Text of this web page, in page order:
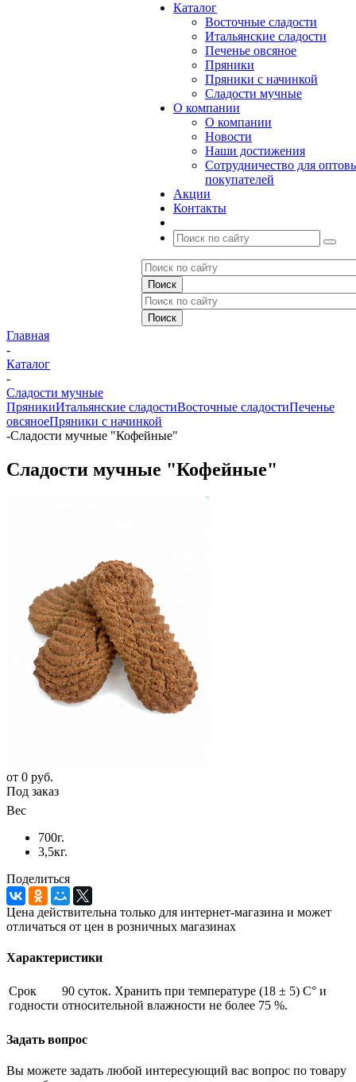
Каталог
Восточные сладости
Итальянские сладости
Печенье овсяное
Пряники
Пряники с начинкой
Сладости мучные
О компании
О компании
Новости
Наши достижения
Сотрудничество для
покупателей
Акции
Контакты
Главная
-
Каталог
-
Сладости мучные
ПряникиИтальянские сладостиВосточные сладостиПеченье
овсяноеПряники с начинкой
-Сладости мучные "Кофейные"
Сладости мучные "Кофейные"
от 0 руб.
Под заказ
Вес
700г.
3,5кг.
Поделиться
Цена действительна только для интернет-магазина и может
отличаться от цен в розничных магазинах
Характеристики
Срок
годности
90 суток. Хранить при температуре (18 ± 5) С° и
относительной влажности не более 75 %.
Задать вопрос
Вы можете задать любой интересующий вас вопрос по товару